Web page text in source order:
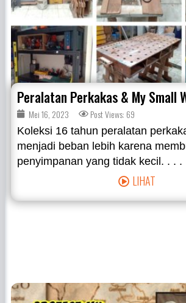
Peralatan Perkakas & My Small
Mei 16, 2023 Post Views: 69
Koleksi 16 tahun peralatan
menjadi beban lebih karena
penyimpanan yang tidak kecil. . . .
LIHAT